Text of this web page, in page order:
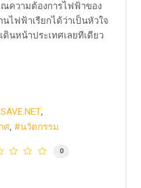
ความต้องการไฟฟ้าของ
ไฟฟ้าเรียกได้ว่าเป็นหัวใจ
นหน้าประเทศเลยทีเดียว
ศ
นวัตกรรม
0